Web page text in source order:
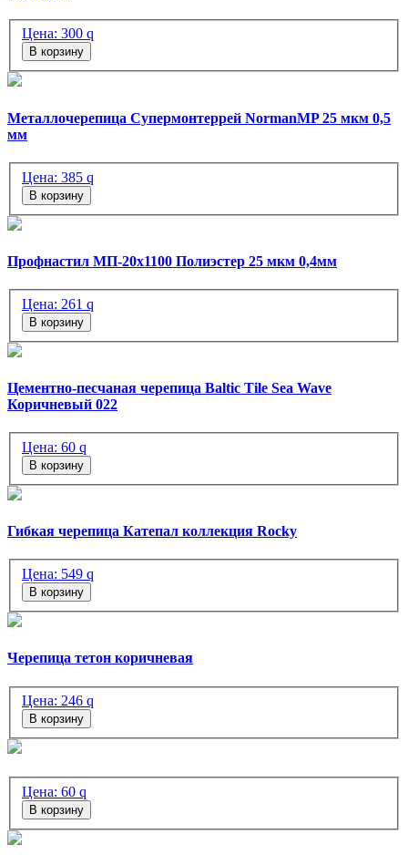
Цена: 300 q
В корзину
Металлочерепица Супермонтеррей NormanMP 25 мкм 0,5
мм
Цена: 385 q
В корзину
Профнастил МП-20х1100 Полиэстер 25 мкм 0,4мм
Цена: 261 q
В корзину
Цементно-песчаная черепица Baltic Tile Sea Wave
Коричневый 022
Цена: 60 q
В корзину
Гибкая черепица Катепал коллекция Rocky
Цена: 549 q
В корзину
Черепица тетон коричневая
Цена: 246 q
В корзину
Цена: 60 q
В корзину